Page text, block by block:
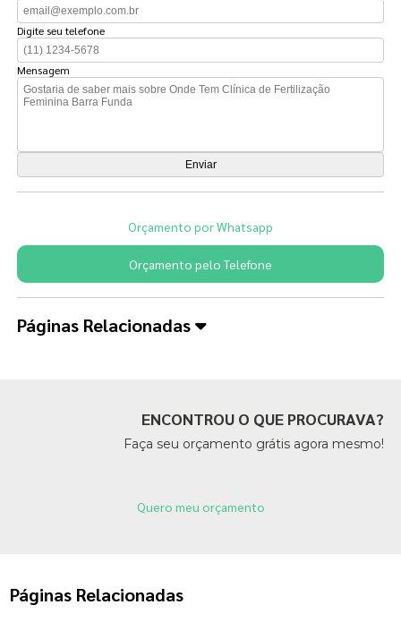
Digite seu telefone
Mensagem
Orçamento por Whatsapp
Orçamento pelo Telefone
Páginas Relacionadas
ENCONTROU O QUE PROCURAVA?
Faça seu orçamento grátis agora mesmo!
Quero meu orçamento
Páginas Relacionadas